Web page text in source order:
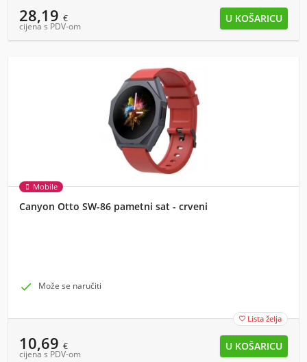
28,19 €
cijena s PDV-om
Mobile
Canyon Otto SW-86 pametni sat - crveni
 Može se naručiti
 Lista želja
10,69 €
cijena s PDV-om